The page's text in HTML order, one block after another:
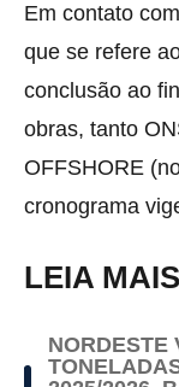
Em contato
que se refere
conclusão ao
obras, tanto
OFFSHORE
cronograma
LEIA
NORDESTE